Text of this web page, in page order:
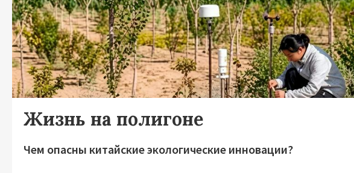
Жизнь на полигоне
Чем опасны китайские экологические инновации?